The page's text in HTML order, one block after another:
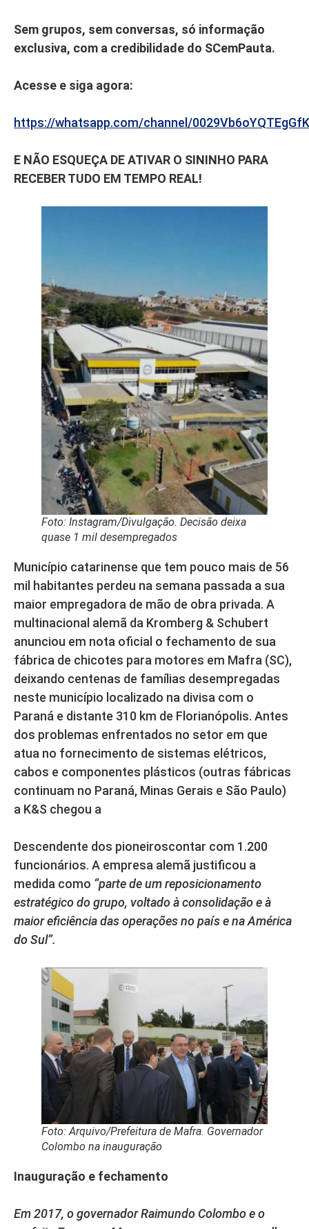
Sem grupos, sem conversas, só informação
exclusiva, com a credibilidade do SCemPauta.
Acesse e siga agora:
https://whatsapp.com/channel/
E NÃO ESQUEÇA DE ATIVAR O SININHO PARA
RECEBER TUDO EM TEMPO REAL!
Foto: Instagram/Divulgação. Decisão deixa
quase 1 mil desempregados
Município catarinense que tem pouco mais de 56
mil habitantes perdeu na semana passada a sua
maior empregadora de mão de obra privada. A
multinacional alemã da Kromberg & Schubert
anunciou em nota oficial o fechamento de sua
fábrica de chicotes para motores em Mafra (SC),
deixando centenas de famílias desempregadas
neste município localizado na divisa com o
Paraná e distante 310 km de Florianópolis. Antes
dos problemas enfrentados no setor em que
atua no fornecimento de sistemas elétricos,
cabos e componentes plásticos (outras fábricas
continuam no Paraná, Minas Gerais e São Paulo)
a K&S chegou a
Descendente dos pioneiroscontar com 1.200
funcionários. A empresa alemã justificou a
medida como “parte de um reposicionamento
estratégico do grupo, voltado à consolidação e à
maior eficiência das operações no país e na América
do Sul”.
Foto: Arquivo/Prefeitura de Mafra. Governador
Colombo na inauguração
Inauguração e fechamento
Em 2017, o governador Raimundo Colombo e o